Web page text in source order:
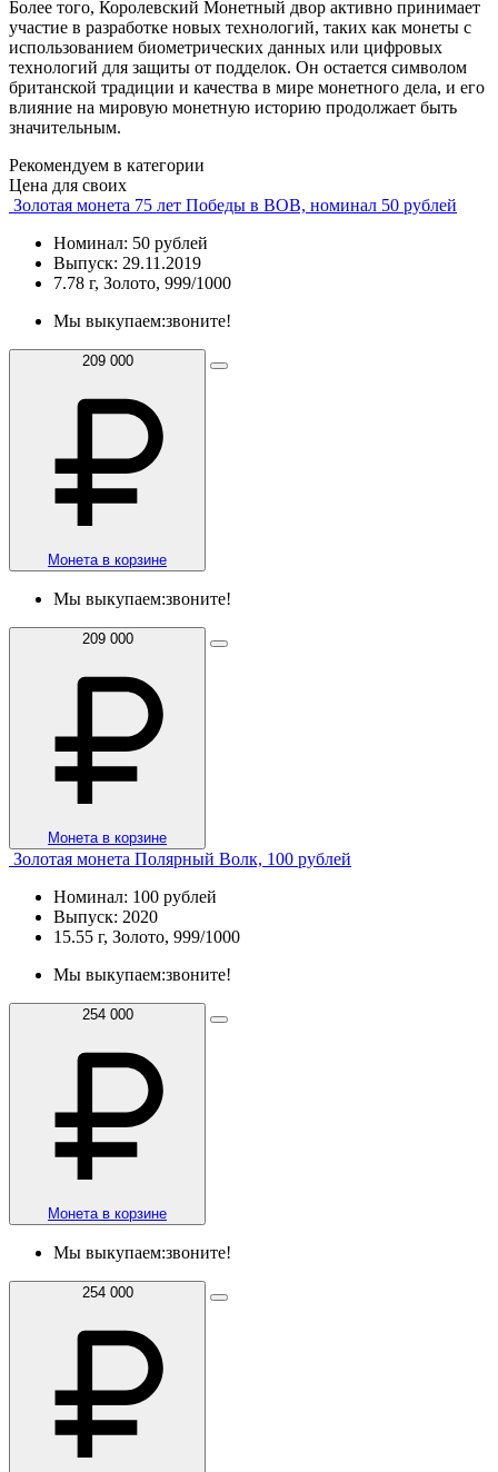
Более того, Королевский Монетный двор активно принимает
участие в разработке новых технологий, таких как монеты с
использованием биометрических данных или цифровых
технологий для защиты от подделок. Он остается символом
британской традиции и качества в мире монетного дела, и его
влияние на мировую монетную историю продолжает быть
значительным.
Рекомендуем в категории
Цена для своих
Золотая монета 75 лет Победы в ВОВ, номинал 50 рублей
Номинал: 50 рублей
Выпуск: 29.11.2019
7.78 г, Золото, 999/1000
Мы выкупаем:звоните!
209 000
Монета в корзине
Мы выкупаем:звоните!
209 000
Монета в корзине
Золотая монета Полярный Волк, 100 рублей
Номинал: 100 рублей
Выпуск: 2020
15.55 г, Золото, 999/1000
Мы выкупаем:звоните!
254 000
Монета в корзине
Мы выкупаем:звоните!
254 000